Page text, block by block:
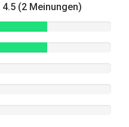
4.5 (2 Meinungen)